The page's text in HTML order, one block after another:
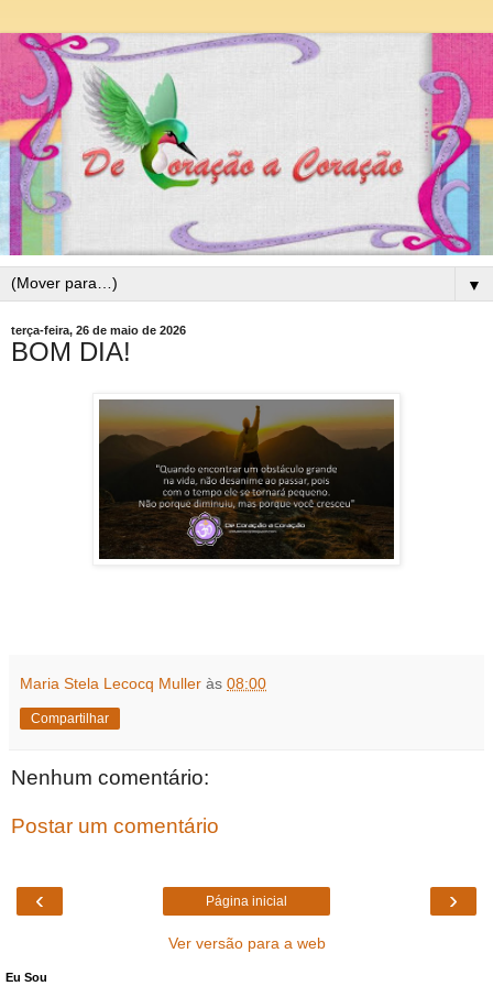
▼
terça-feira, 26 de maio de 2026
BOM DIA!
Maria Stela Lecocq Muller às 08:00
Compartilhar
Nenhum comentário:
Postar um comentário
‹ ›
Página inicial
Ver versão para a web
Eu Sou